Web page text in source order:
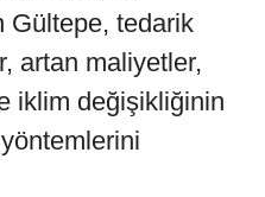
Gültepe, tedarik
artan maliyetler,
iklim değişikliğinin
yöntemlerini